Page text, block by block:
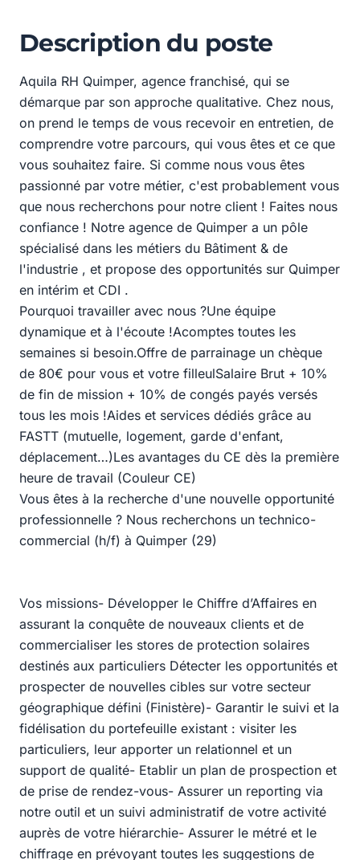
Description du poste
Aquila RH Quimper, agence franchisé, qui se
démarque par son approche qualitative. Chez nous,
on prend le temps de vous recevoir en entretien, de
comprendre votre parcours, qui vous êtes et ce que
vous souhaitez faire. Si comme nous vous êtes
passionné par votre métier, c'est probablement vous
que nous recherchons pour notre client ! Faites nous
confiance ! Notre agence de Quimper a un pôle
spécialisé dans les métiers du Bâtiment & de
l'industrie , et propose des opportunités sur Quimper
en intérim et CDI .
Pourquoi travailler avec nous ?Une équipe
dynamique et à l'écoute !Acomptes toutes les
semaines si besoin.Offre de parrainage un chèque
de 80€ pour vous et votre filleulSalaire Brut + 10%
de fin de mission + 10% de congés payés versés
tous les mois !Aides et services dédiés grâce au
FASTT (mutuelle, logement, garde d'enfant,
déplacement…)Les avantages du CE dès la première
heure de travail (Couleur CE)
Vous êtes à la recherche d'une nouvelle opportunité
professionnelle ? Nous recherchons un technico-
commercial (h/f) à Quimper (29)
Vos missions- Développer le Chiffre d’Affaires en
assurant la conquête de nouveaux clients et de
commercialiser les stores de protection solaires
destinés aux particuliers Détecter les opportunités et
prospecter de nouvelles cibles sur votre secteur
géographique défini (Finistère)- Garantir le suivi et la
fidélisation du portefeuille existant : visiter les
particuliers, leur apporter un relationnel et un
support de qualité- Etablir un plan de prospection et
de prise de rendez-vous- Assurer un reporting via
notre outil et un suivi administratif de votre activité
auprès de votre hiérarchie- Assurer le métré et le
chiffrage en prévoyant toutes les suggestions de